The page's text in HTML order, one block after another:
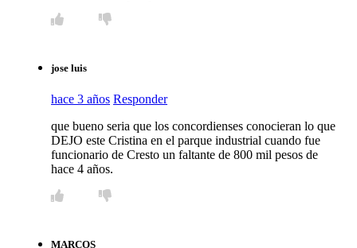
jose luis
hace 3 años Responder
que bueno seria que los concordienses conocieran lo que
DEJO este Cristina en el parque industrial cuando fue
funcionario de Cresto un faltante de 800 mil pesos de
hace 4 años.
MARCOS